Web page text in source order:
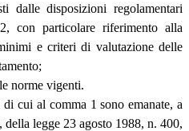
dalle disposizioni regolamentari
con particolare riferimento alla
e criteri di valutazione delle
norme vigenti.
cui al comma 1 sono emanate, a
legge 23 agosto 1988, n. 400,